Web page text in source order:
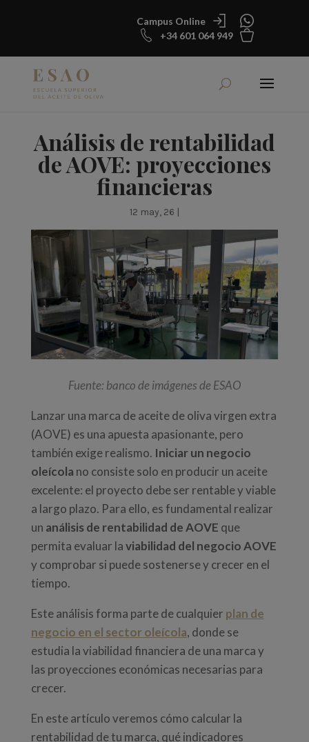
Campus Online
+34 601 064 949
Análisis de rentabilidad
de AOVE: proyecciones
financieras
12 may, 26 |
Fuente: banco de imágenes de ESAO
Lanzar una marca de aceite de oliva virgen extra
(AOVE) es una apuesta apasionante, pero
también exige realismo. Iniciar un negocio
oleícola no consiste solo en producir un aceite
excelente: el proyecto debe ser rentable y viable
a largo plazo. Para ello, es fundamental realizar
un análisis de rentabilidad de AOVE que
permita evaluar laviabilidad del negocio AOVE
y comprobar si puede sostenerse y crecer en el
tiempo.
Este análisis forma parte de cualquier plan de
negocio en el sector oleícola, donde se
estudia la viabilidad financiera de una marca y
las proyecciones económicas necesarias para
crecer.
En este artículo veremos cómo calcular la
rentabilidad de tu marca, qué indicadores